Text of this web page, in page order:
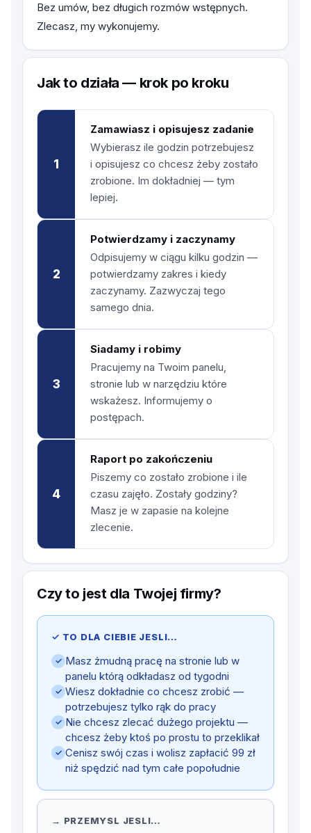
Bez umów, bez długich rozmów wstępnych.
Zlecasz, my wykonujemy.
Jak to działa — krok po kroku
1
Zamawiasz i opisujesz zadanie
Wybierasz ile godzin potrzebujesz
i opisujesz co chcesz żeby zostało
zrobione. Im dokładniej — tym
lepiej.
2
Potwierdzamy i zaczynamy
Odpisujemy w ciągu kilku godzin —
potwierdzamy zakres i kiedy
zaczynamy. Zazwyczaj tego
samego dnia.
3
Siadamy i robimy
Pracujemy na Twoim panelu,
stronie lub w narzędziu które
wskażesz. Informujemy o
postępach.
4
Raport po zakończeniu
Piszemy co zostało zrobione i ile
czasu zajęło. Zostały godziny?
Masz je w zapasie na kolejne
zlecenie.
Czy to jest dla Twojej firmy?
✓ TO DLA CIEBIE JESLI…
✓ Masz żmudną pracę na stronie lub w
panelu którą odkładasz od tygodni
✓ Wiesz dokładnie co chcesz zrobić —
potrzebujesz tylko rąk do pracy
✓ Nie chcesz zlecać dużego projektu —
chcesz żeby ktoś po prostu to przeklikał
✓ Cenisz swój czas i wolisz zapłacić 99 zł
niż spędzić nad tym całe popołudnie
→ PRZEMYSL JESLI…